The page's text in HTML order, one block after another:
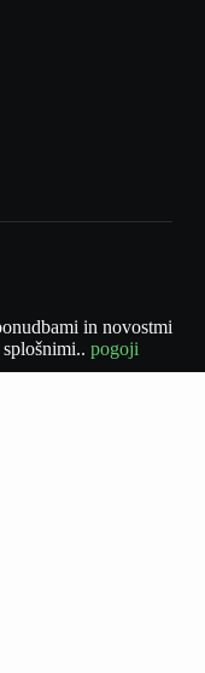
in novostmi
pogoji